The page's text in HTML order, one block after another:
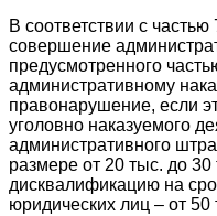
В соответствии с
совершение
предусмотренного
административному
правонарушение, если
уголовно наказуемого
административного
размере от 20 тыс. до 30
дисквалификацию на
юридических лиц – от